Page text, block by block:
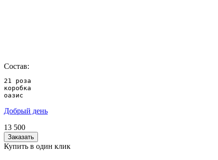
Состав:
21 роза
коробка
оазис
Добрый день
13 500
Заказать
Купить в один клик